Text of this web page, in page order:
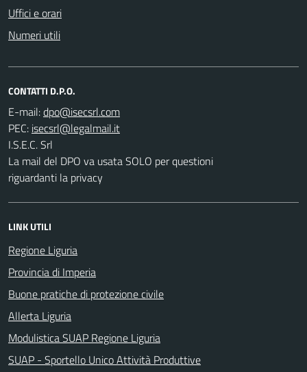
Uffici e orari
Numeri utili
CONTATTI D.P.O.
E-mail:
PEC:
I.S.E.C. Srl
La mail del DPO va usata SOLO per questioni
riguardanti la privacy
LINK UTILI
Regione Liguria
Provincia di Imperia
Buone pratiche di protezione civile
Allerta Liguria
Modulistica SUAP Regione Liguria
SUAP - Sportello Unico Attività Produttive